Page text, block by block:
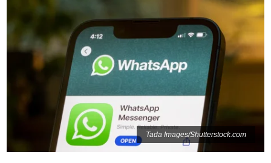
Tada Images/Shutterstock.com